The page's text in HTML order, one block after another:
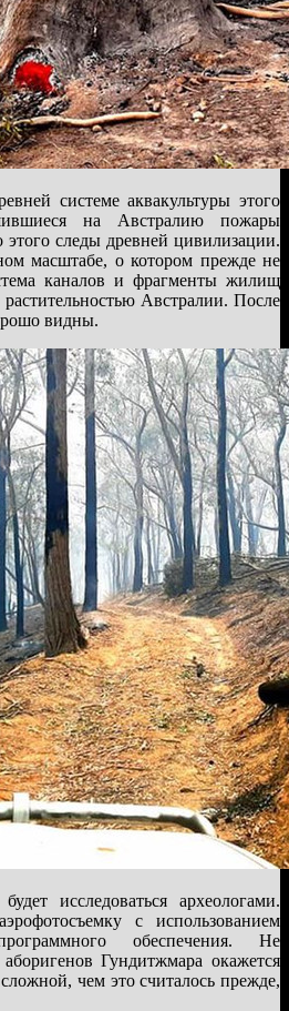
системе аквакультуры этого
на Австралию пожары
следы древней цивилизации.
масштабе, о котором прежде не
каналов и фрагменты жилищ
Австралии. После
видны.
исследоваться археологами.
с использованием
обеспечения. Не
Гундитжмара окажется
чем это считалось прежде,